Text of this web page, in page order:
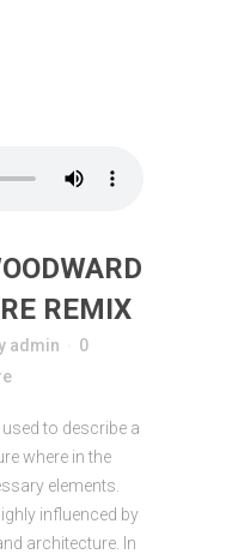
REMIX
admin
0
to describe a
where in the
elements.
influenced by
architecture. In